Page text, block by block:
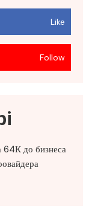
Like
Follow
64К до бизнеса